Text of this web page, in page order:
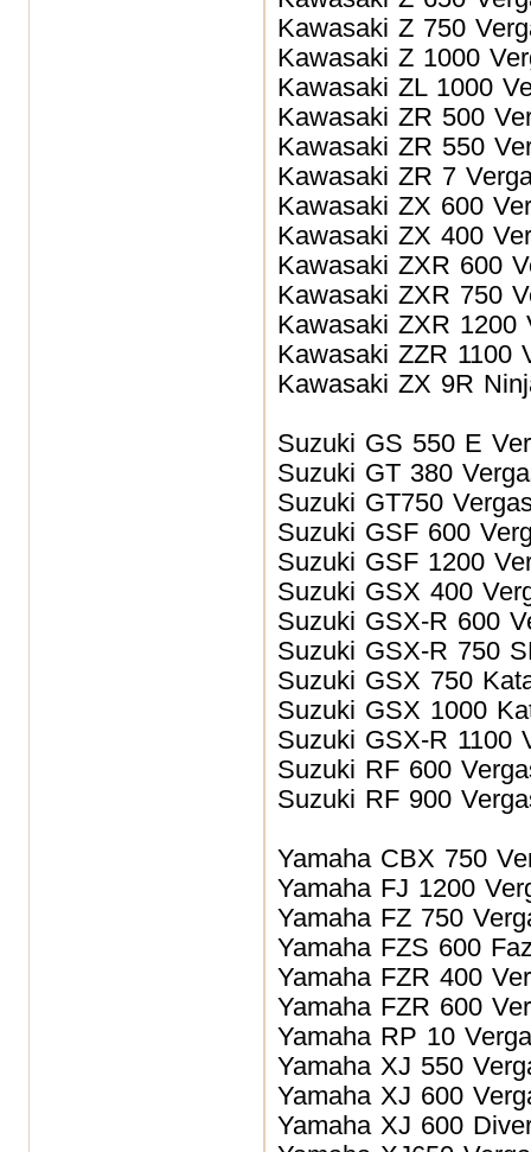
Kawasaki Z 750
Kawasaki Z 1000
Kawasaki ZL 1000
Kawasaki ZR 500
Kawasaki ZR 550
Kawasaki ZR 7
Kawasaki ZX 600
Kawasaki ZX 400
Kawasaki ZXR 600
Kawasaki ZXR 750
Kawasaki ZXR 1200
Kawasaki ZZR 1100
Kawasaki ZX 9R
Suzuki GS 550 E
Suzuki GT 380
Suzuki GT750
Suzuki GSF 600
Suzuki GSF 1200
Suzuki GSX 400
Suzuki GSX-R 600
Suzuki GSX-R 750
Suzuki GSX 750
Suzuki GSX 1000
Suzuki GSX-R 1100
Suzuki RF 600
Suzuki RF 900
Yamaha CBX 750
Yamaha FJ 1200
Yamaha FZ 750
Yamaha FZS 600
Yamaha FZR 400
Yamaha FZR 600
Yamaha RP 10
Yamaha XJ 550
Yamaha XJ 600
Yamaha XJ 600